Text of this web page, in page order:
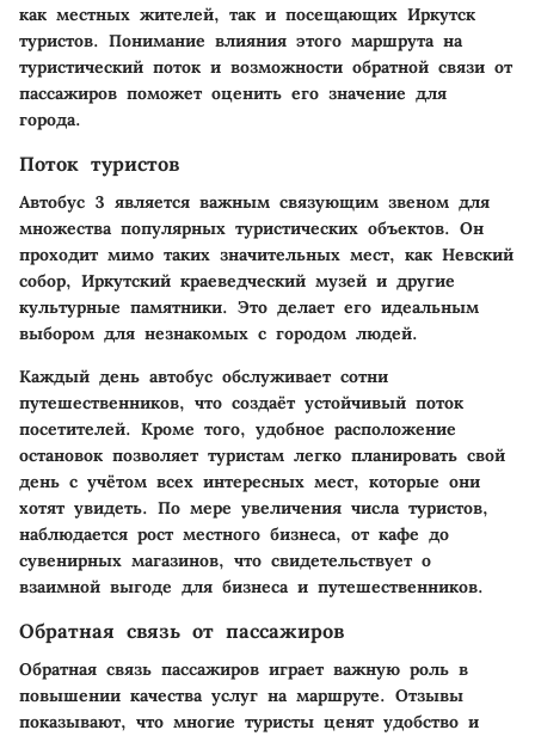
как местных жителей, так и посещающих Иркутск
туристов. Понимание влияния этого маршрута на
туристический поток и возможности обратной связи от
пассажиров поможет оценить его значение для
города.
Поток туристов
Автобус 3 является важным связующим звеном для
множества популярных туристических объектов. Он
проходит мимо таких значительных мест, как Невский
собор, Иркутский краеведческий музей и другие
культурные памятники. Это делает его идеальным
выбором для незнакомых с городом людей.
Каждый день автобус обслуживает сотни
путешественников, что создаёт устойчивый поток
посетителей. Кроме того, удобное расположение
остановок позволяет туристам легко планировать свой
день с учётом всех интересных мест, которые они
хотят увидеть. По мере увеличения числа туристов,
наблюдается рост местного бизнеса, от кафе до
сувенирных магазинов, что свидетельствует о
взаимной выгоде для бизнеса и путешественников.
Обратная связь от пассажиров
Обратная связь пассажиров играет важную роль в
повышении качества услуг на маршруте. Отзывы
показывают, что многие туристы ценят удобство и